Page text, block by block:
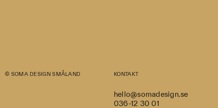
© SOMA DESIGN SMÅLAND KONTAKT
hello@somadesign.se
036-12 30 01